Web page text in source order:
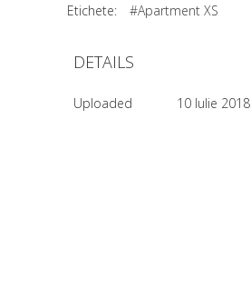
Etichete:
#Apartment XS
DETAILS
Uploaded 10 Iulie 2018